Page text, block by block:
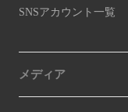
SNSアカウント一覧
メディア